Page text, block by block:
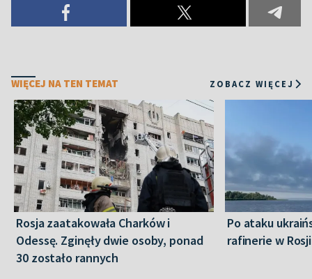
WIĘCEJ NA TEN TEMAT ZOBACZ WIĘCEJ
Rosja zaatakowała Charków i
Odessę. Zginęły dwie osoby, ponad
30 zostało rannych
Po ataku
rafinerie w Rosji